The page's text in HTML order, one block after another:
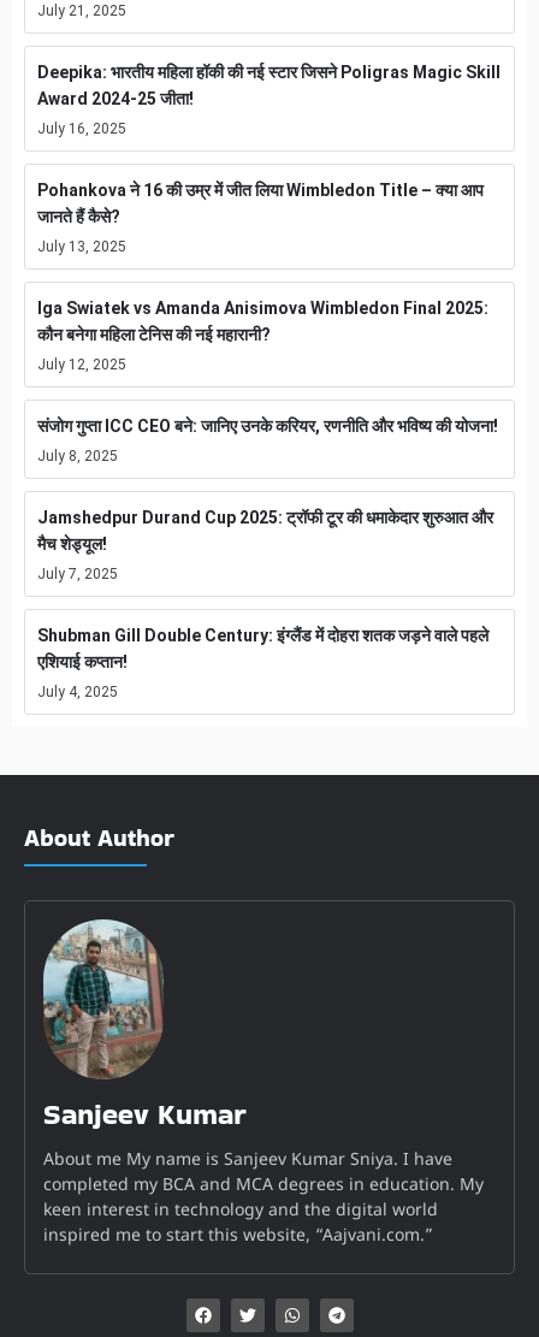
July 21, 2025
Deepika: भारतीय महिला हॉकी की नई स्टार जिसने Poligras Magic Skill
Award 2024-25 जीता!
July 16, 2025
Pohankova ने 16 की उम्र में जीत लिया Wimbledon Title – क्या आप
जानते हैं कैसे?
July 13, 2025
Iga Swiatek vs Amanda Anisimova Wimbledon Final 2025:
कौन बनेगा महिला टेनिस की नई महारानी?
July 12, 2025
संजोग गुप्ता ICC CEO बने: जानिए उनके करियर, रणनीति और भविष्य की योजना!
July 8, 2025
Jamshedpur Durand Cup 2025: ट्रॉफी टूर की धमाकेदार शुरुआत और
मैच शेड्यूल!
July 7, 2025
Shubman Gill Double Century: इंग्लैंड में दोहरा शतक जड़ने वाले पहले
एशियाई कप्तान!
July 4, 2025
About Author
Sanjeev Kumar
About me My name is Sanjeev Kumar Sniya. I have
completed my BCA and MCA degrees in education. My
keen interest in technology and the digital world
inspired me to start this website, “Aajvani.com.”